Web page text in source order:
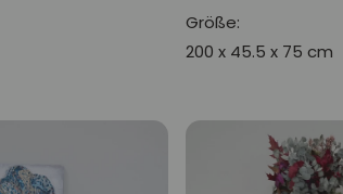
Größe:
200 x 45.5 x 75 cm